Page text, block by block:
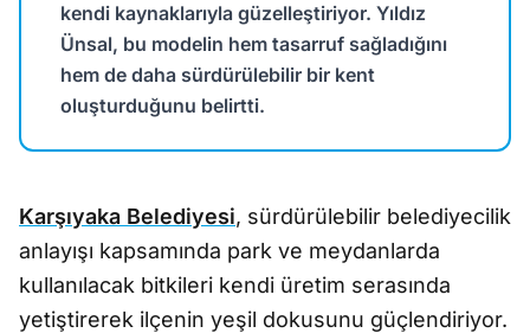
kendi kaynaklarıyla güzelleştiriyor. Yıldız
Ünsal, bu modelin hem tasarruf sağladığını
hem de daha sürdürülebilir bir kent
oluşturduğunu belirtti.
Karşıyaka Belediyesi, sürdürülebilir belediyecilik
anlayışı kapsamında park ve meydanlarda
kullanılacak bitkileri kendi üretim serasında
yetiştirerek ilçenin yeşil dokusunu güçlendiriyor.